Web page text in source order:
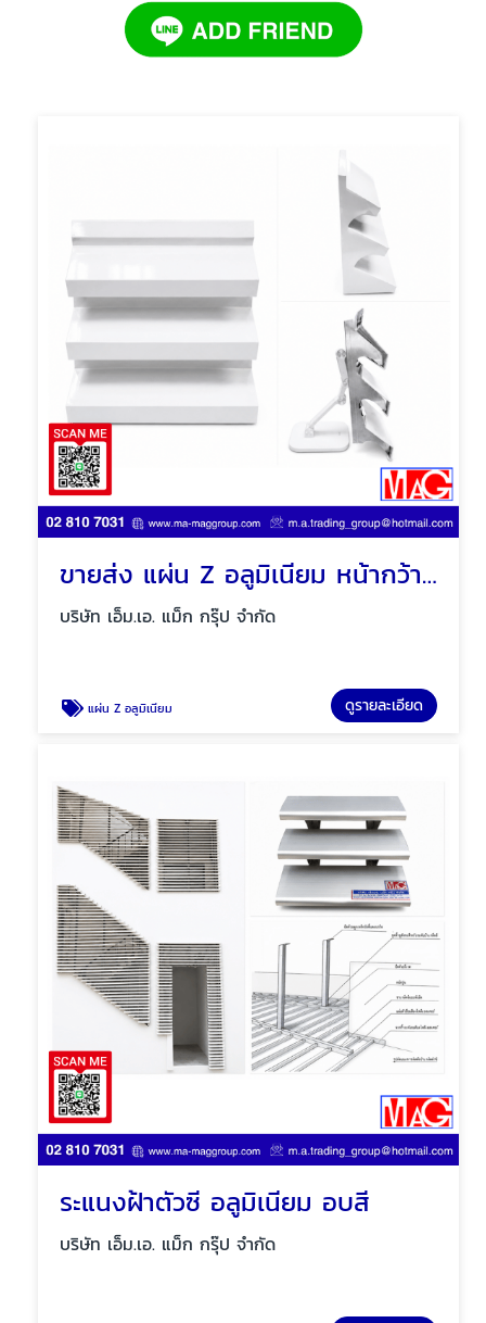
ขายส่ง แผ่น Z อลูมิเนียม หน้ากว้าง ตามขนาด 4 นิ้ว, 6 นิ้ว
บริษัท เอ็ม.เอ. แม็ก กรุ๊ป จำกัด
แผ่น Z อลูมิเนียม ดูรายละเอียด
ระแนงฝ้าตัวซี อลูมิเนียม อบสี
บริษัท เอ็ม.เอ. แม็ก กรุ๊ป จำกัด